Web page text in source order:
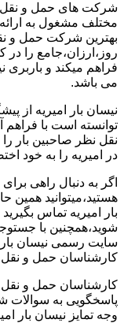
شرکت های حمل و نقل
مختلف مشغول به
بهترین شرکت حمل و
روز،ارزان،جامع را
فراهم میکند و باربری
می باشد.
نیسان بار امیریه از
توانسته است با
نقل نظر صاحبین بار
در امیریه را به خود
اگر به دنبال راهی
هستید،میتوانید همین
بار امیریه تماس
شوید،همچنین با
سایت رسمی نیسان بار
کارشناسان حمل و نقل
کارشناسان حمل و نقل
پاسخگویی به سوالات
وجه تمایز نیسان بار